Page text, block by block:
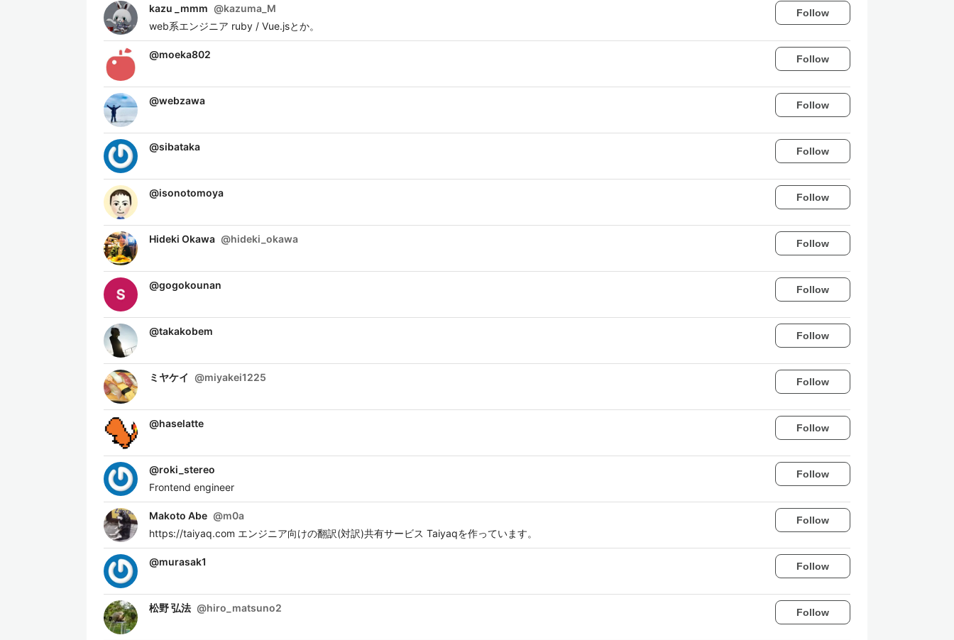
kazu _mmm @kazuma_M
web系エンジニア ruby / Vue.jsとか。
Follow
@moeka802 Follow
@webzawa Follow
@sibataka Follow
@isonotomoya Follow
Hideki Okawa @hideki_okawa Follow
@gogokounan Follow
@takakobem Follow
ミヤケイ @miyakei1225 Follow
@haselatte Follow
@roki_stereo
Frontend engineer
Follow
Makoto Abe @m0a
https://taiyaq.com エンジニア向けの翻訳(対訳)共有サービス Taiyaqを作っています。
Follow
@murasak1 Follow
松野 弘法 @hiro_matsuno2 Follow